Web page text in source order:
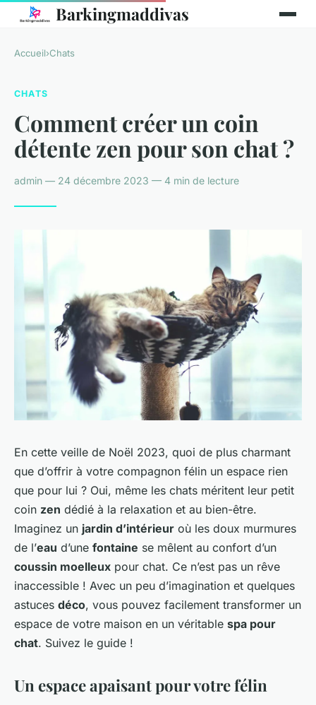
Barkingmaddivas
Accueil›Chats
CHATS
Comment créer un coin
détente zen pour son chat ?
admin — 24 décembre 2023 — 4 min de lecture
En cette veille de Noël 2023, quoi de plus charmant
que d’offrir à votre compagnon félin un espace rien
que pour lui ? Oui, même les chats méritent leur petit
coin zen dédié à la relaxation et au bien-être.
Imaginez un jardin d’intérieur où les doux murmures
de l’eau d’une fontaine se mêlent au confort d’un
coussin moelleux pour chat. Ce n’est pas un rêve
inaccessible ! Avec un peu d’imagination et quelques
astuces déco, vous pouvez facilement transformer un
espace de votre maison en un véritable spa pour
chat. Suivez le guide !
Un espace apaisant pour votre félin